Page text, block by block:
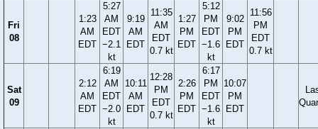
Fri
08
1:23
AM
EDT
5:27
AM
EDT
−2.1
kt
9:19
AM
EDT
11:35
AM
EDT
0.7 kt
1:27
PM
EDT
5:12
PM
EDT
−1.6
kt
9:02
PM
EDT
11:56
PM
EDT
0.7 kt
Sat
09
2:12
AM
EDT
6:19
AM
EDT
−2.0
kt
10:11
AM
EDT
12:28
PM
EDT
0.7 kt
2:26
PM
EDT
6:17
PM
EDT
−1.6
kt
10:07
PM
EDT